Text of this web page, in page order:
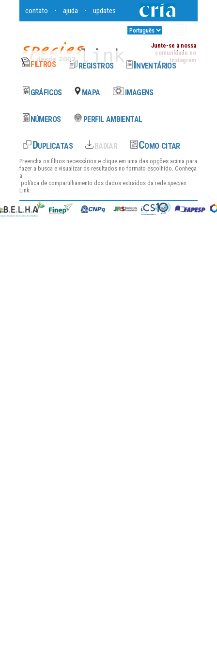
contato • ajuda • updates
Junte-se à nossa
comunidade no
Instagram
Preencha os filtros necessários e clique em uma das opções acima para
fazer a busca e visualizar os resultados no formato escolhido. Conheça
a
política de compartilhamento dos dados extraídos da rede species
Link.